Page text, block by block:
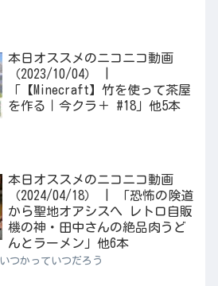
本日オススメのニコニコ動画
（2023/10/04） |
「【Minecraft】竹を使って茶屋
を作る｜今クラ＋ #18」他5本
本日オススメのニコニコ動画
（2024/04/18） | 「恐怖の険道
から聖地オアシスへ レトロ自販
機の神・田中さんの絶品肉うど
んとラーメン」他6本
つかっていつだろう